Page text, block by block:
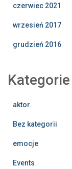
czerwiec 2021
wrzesień 2017
grudzień 2016
Kategorie
aktor
Bez kategorii
emocje
Events